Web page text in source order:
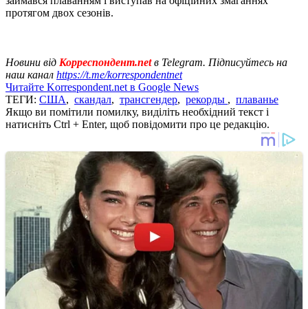
протягом двох сезонів.
Новини від Корреспондент.netв Telegram. Підписуйтесь на
наш канал https://t.me/korrespondentnet
Читайте Korrespondent.net в Google News
ТЕГИ: США, скандал, трансгендер, рекорды , плаванье
Якщо ви помітили помилку, виділіть необхідний текст і
натисніть Ctrl + Enter, щоб повідомити про це редакцію.